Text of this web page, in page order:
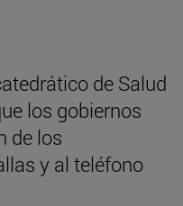
de Salud
los gobiernos
de los
y al teléfono